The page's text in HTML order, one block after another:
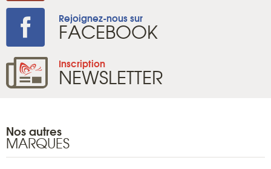
Rejoignez-nous sur
FACEBOOK
Inscription
NEWSLETTER
Nos autres
MARQUES